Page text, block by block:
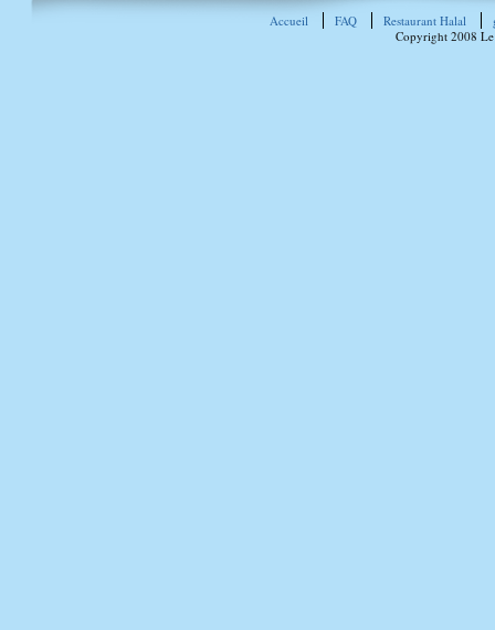
Accueil FAQ Restaurant Halal
Copyright 2008